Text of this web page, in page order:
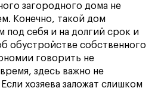
загородного дома не
Конечно, такой дом
под себя и на долгий срок и
обустройстве собственного
говорить не
здесь важно не
хозяева заложат слишком